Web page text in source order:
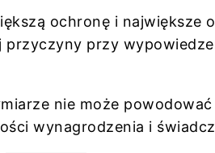
ochronę i największe
przy
nie może
wynagrodzenia i